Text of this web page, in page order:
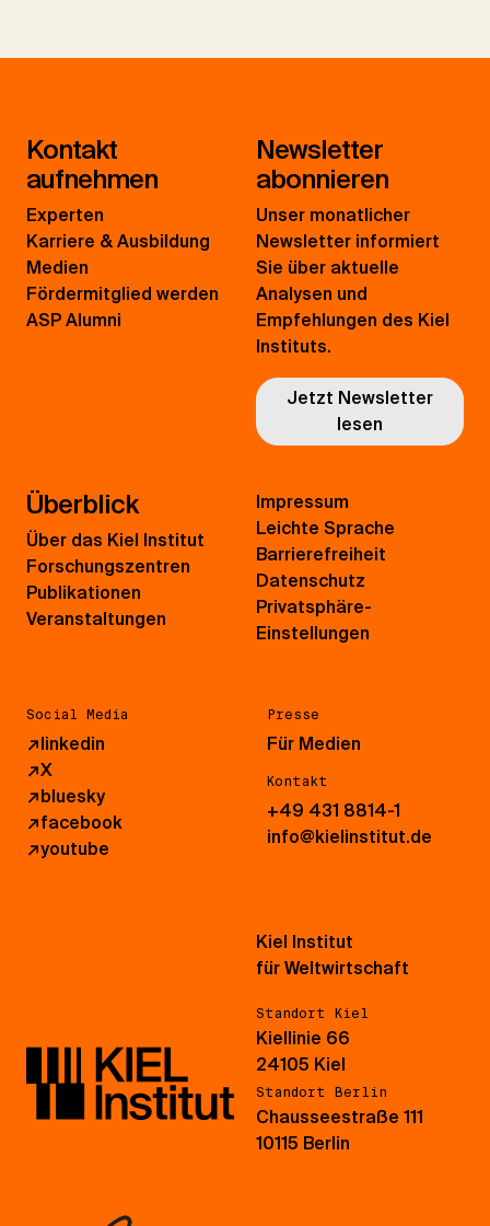
Kontakt
aufnehmen
Experten
Karriere & Ausbildung
Medien
Fördermitglied werden
ASP Alumni
Newsletter
abonnieren
Unser monatlicher
Newsletter informiert
Sie über aktuelle
Analysen und
Empfehlungen des Kiel
Instituts.
Jetzt Newsletter
lesen
Überblick
Über das Kiel Institut
Forschungszentren
Publikationen
Veranstaltungen
Social Media
↗linkedin
↗X
↗bluesky
↗facebook
↗youtube
Presse
Für Medien
Kontakt
+49 431 8814-1
info@kielinstitut.de
Impressum
Leichte Sprache
Barrierefreiheit
Datenschutz
Privatsphäre-
Einstellungen
Kiel Institut
für Weltwirtschaft
Standort Kiel
Kiellinie 66
24105 Kiel
Standort Berlin
Chausseestraße 111
10115 Berlin